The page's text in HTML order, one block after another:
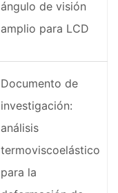
ángulo de visión
amplio para LCD
Documento de
investigación:
análisis
termoviscoelástico
para la